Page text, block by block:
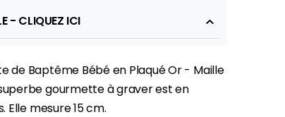
-30%
- CLIQUEZ ICI
de Baptême Bébé en Plaqué Or - Maille
gourmette à graver est en
Elle mesure 15 cm.